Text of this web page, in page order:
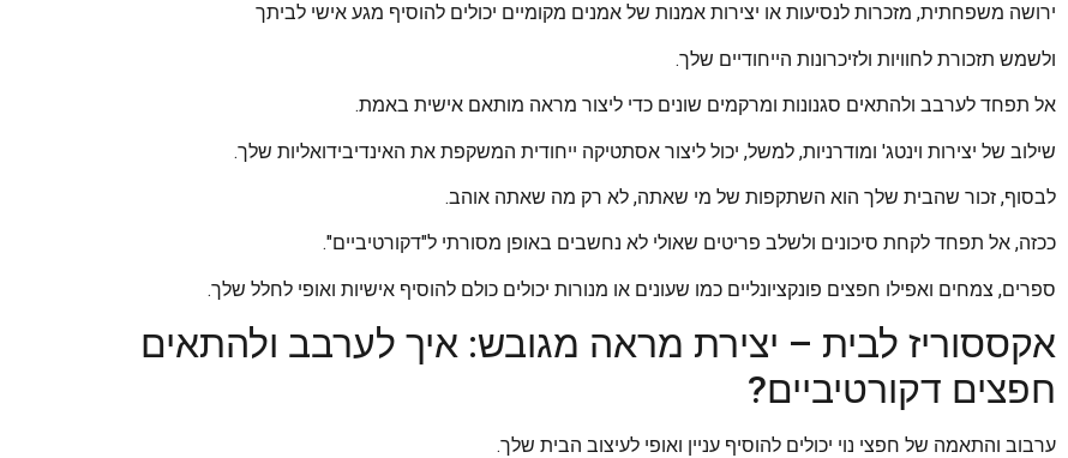
ירושה משפחתית, מזכרות לנסיעות או יצירות אמנות של אמנים מקומיים יכולים להוסיף מגע אישי לביתך
ולשמש תזכורת לחוויות ולזיכרונות הייחודיים שלך.
אל תפחד לערבב ולהתאים סגנונות ומרקמים שונים כדי ליצור מראה מותאם אישית באמת.
שילוב של יצירות וינטג' ומודרניות, למשל, יכול ליצור אסתטיקה ייחודית המשקפת את האינדיבידואליות שלך.
לבסוף, זכור שהבית שלך הוא השתקפות של מי שאתה, לא רק מה שאתה אוהב.
ככזה, אל תפחד לקחת סיכונים ולשלב פריטים שאולי לא נחשבים באופן מסורתי ל"דקורטיביים".
ספרים, צמחים ואפילו חפצים פונקציונליים כמו שעונים או מנורות יכולים כולם להוסיף אישיות ואופי לחלל שלך.
אקססוריז לבית – יצירת מראה מגובש: איך לערבב ולהתאים
חפצים דקורטיביים?
ערבוב והתאמה של חפצי נוי יכולים להוסיף עניין ואופי לעיצוב הבית שלך.